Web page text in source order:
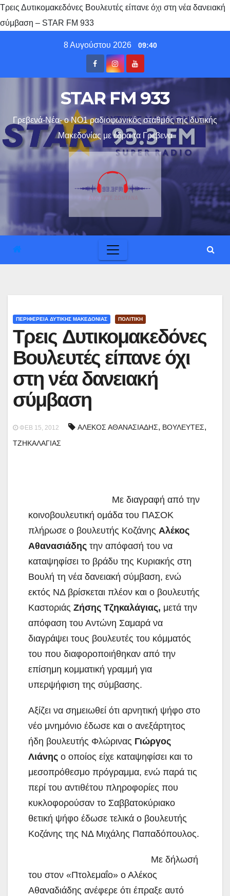
Τρεις Δυτικομακεδόνες Βουλευτές είπανε όχι στη νέα δανειακή
σύμβαση – STAR FM 933
8 Αυγούστου 2026 09:40
STAR FM 933
Γρεβενά-Νέα- ο ΝΟ1 ραδιοφωνικός σταθμός της δυτικής
Μακεδονίας με έδρα τα Γρεβενα
ΠΕΡΙΦΕΡΕΙΑ ΔΥΤΙΚΗΣ ΜΑΚΕΔΟΝΙΑΣ ΠΟΛΙΤΙΚΗ
Τρεις Δυτικομακεδόνες
Βουλευτές είπανε όχι
στη νέα δανειακή
σύμβαση
ΦΕΒ 15, 2012 ΑΛΕΚΟΣ ΑΘΑΝΑΣΙΑΔΗΣ, ΒΟΥΛΕΥΤΕΣ,
ΤΖΗΚΑΛΑΓΙΑΣ
Με διαγραφή από την
κοινοβουλευτική ομάδα του ΠΑΣΟΚ
πλήρωσε ο βουλευτής Κοζάνης Αλέκος
Αθανασιάδης την απόφασή του να
καταψηφίσει το βράδυ της Κυριακής στη
Βουλή τη νέα δανειακή σύμβαση, ενώ
εκτός ΝΔ βρίσκεται πλέον και o βουλευτής
Καστοριάς Ζήσης Τζηκαλάγιας, μετά την
απόφαση του Αντώνη Σαμαρά να
διαγράψει τους βουλευτές του κόμματός
του που διαφοροποιήθηκαν από την
επίσημη κομματική γραμμή για
υπερψήφιση της σύμβασης.
Αξίζει να σημειωθεί ότι αρνητική ψήφο στo
νέο μνημόνιο έδωσε και ο ανεξάρτητος
ήδη βουλευτής Φλώρινας Γιώργος
Λιάνης ο οποίος είχε καταψηφίσει και το
μεσοπρόθεσμο πρόγραμμα, ενώ παρά τις
περί του αντιθέτου πληροφορίες που
κυκλοφορούσαν το Σαββατοκύριακο
θετική ψήφο έδωσε τελικά ο βουλευτής
Κοζάνης της ΝΔ Μιχάλης Παπαδόπουλος.
Με δήλωσή
του στον «Πτολεμαΐο» ο Αλέκος
Αθαναδιάδης ανέφερε ότι έπραξε αυτό